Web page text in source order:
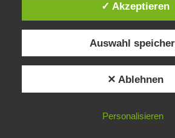
✓ Akzeptieren
Auswahl
✕ Ablehnen
Personalisieren